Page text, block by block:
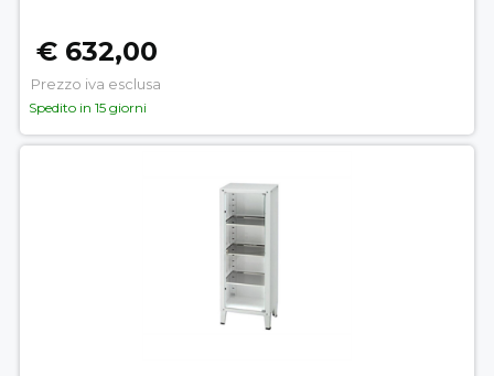
€ 632,00
Prezzo iva esclusa
Spedito in 15 giorni